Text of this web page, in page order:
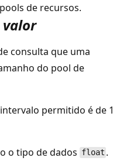
de recursos.
valor
consulta que uma
do pool de
permitido é de 1
o tipo de dados float .